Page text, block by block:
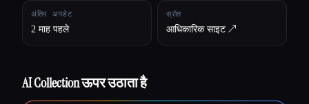
Esc
अंतिम अपडेट
2 माह पहले
स्रोत
आधिकारिक साइट ↗︎
AI Collection ऊपर उठाता है